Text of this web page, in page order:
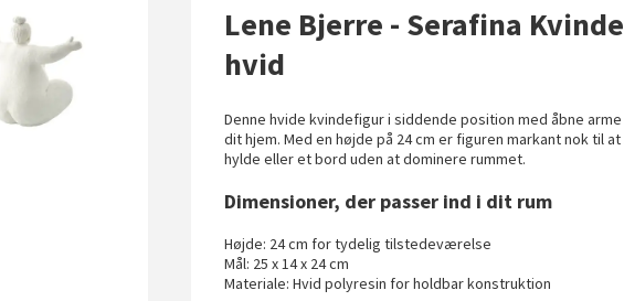
Lene Bjerre - Serafina
hvid
Denne hvide kvindefigur i siddende position med åbne
dit hjem. Med en højde på 24 cm er figuren markant nok til
hylde eller et bord uden at dominere rummet.
Dimensioner, der passer ind i dit rum
Højde: 24 cm for tydelig tilstedeværelse
Mål: 25 x 14 x 24 cm
Materiale: Hvid polyresin for holdbar konstruktion